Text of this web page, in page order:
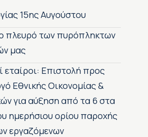
15ης Αυγούστου
πλευρό των πυρόπληκτων
μας
εταίροι: Επιστολή προς
Εθνικής Οικονομίας &
για αύξηση από τα 6 στα
ημερήσιου ορίου παροχής
εργαζόμενων